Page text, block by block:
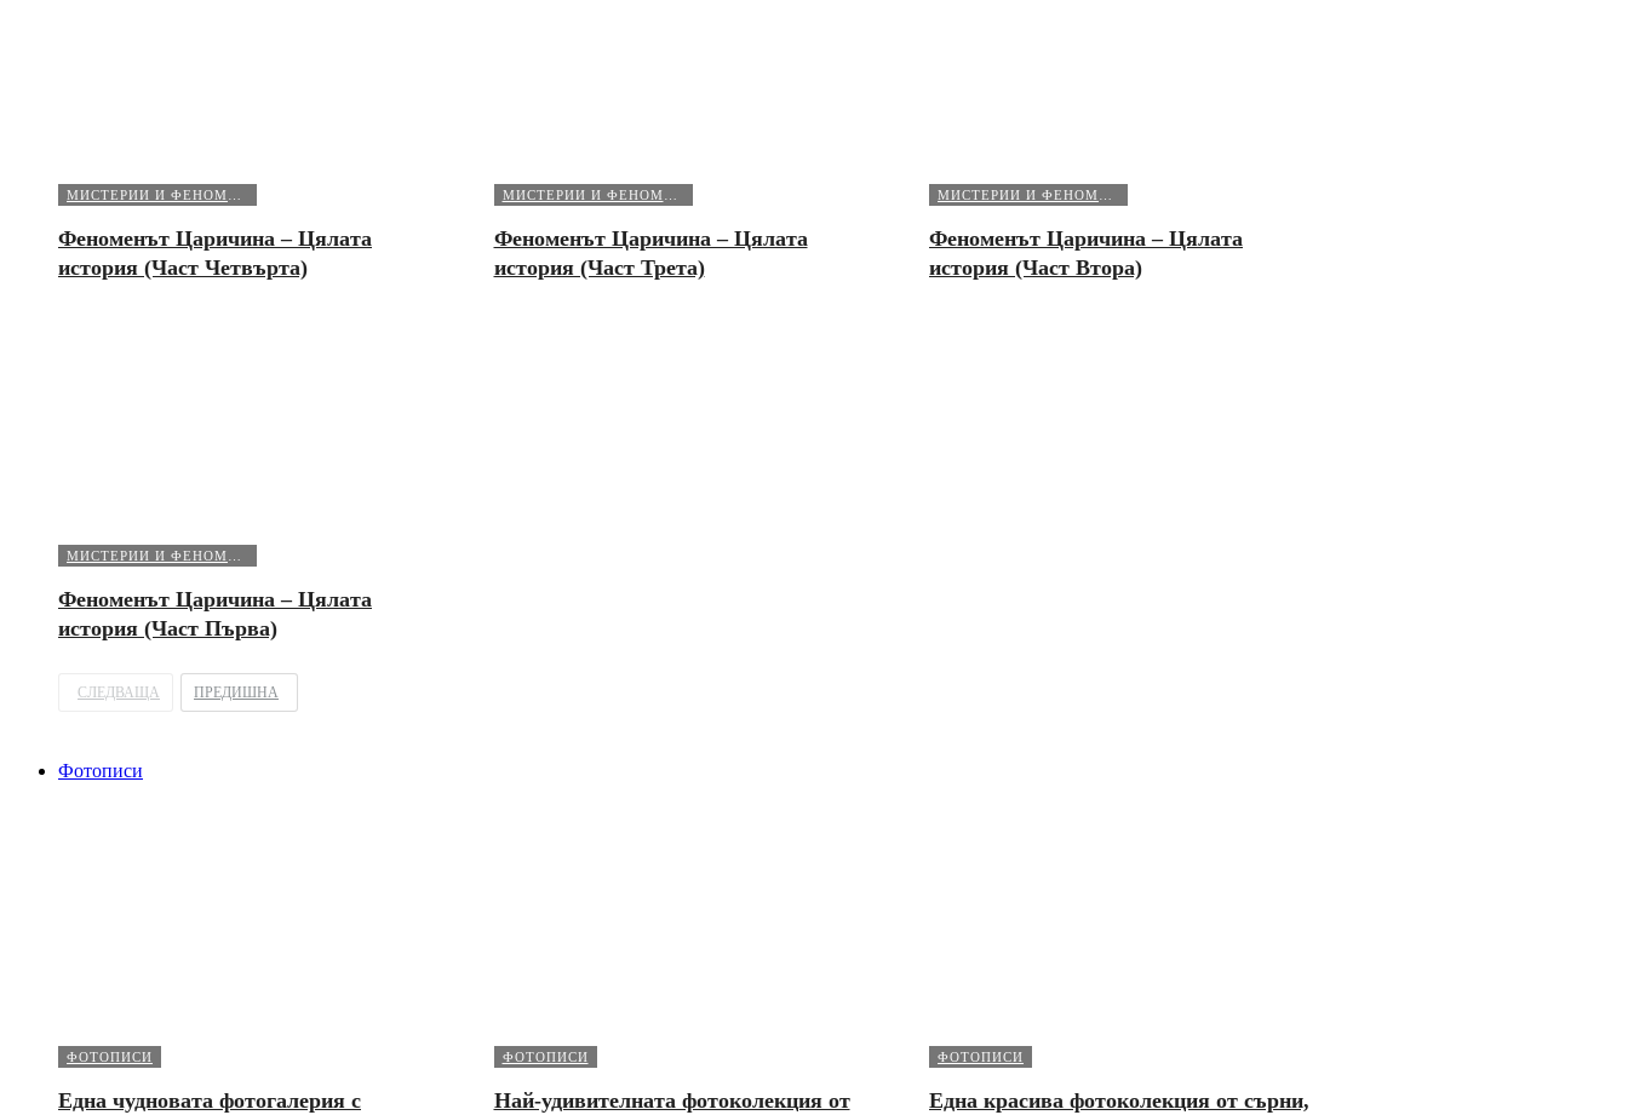
Феноменът Царичина – Цялата
история (Част Четвърта)
Феноменът Царичина – Цялата
история (Част Трета)
Феноменът Царичина – Цялата
история (Част Втора)
Феноменът Царичина – Цялата
история (Част Първа)
СЛЕДВАЩА ПРЕДИШНА
Фотописи
ФОТОПИСИ
Една чудновата фотогалерия с
ФОТОПИСИ
Най-удивителната фотоколекция от
ФОТОПИСИ
Една красива фотоколекция от сърни,